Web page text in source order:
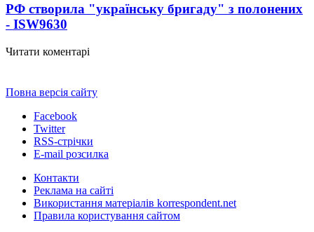
РФ створила "українську бригаду" з полонених
- ISW9630
Читати коментарі
Повна версія сайту
Facebook
Twitter
RSS-стрічки
E-mail розсилка
Контакти
Реклама на сайті
Використання матеріалів korrespondent.net
Правила користування сайтом